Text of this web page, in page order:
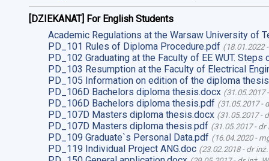
[DZIEKANAT] For English Students
Academic Regulations at the Warsaw University of
PD_101 Rules of Diploma Procedure.pdf (18.01.2022
PD_102 Graduating at the Faculty of EE WUT.
PD_103 Resumption at the Faculty of Electrical
PD_105 Information on edition of the diploma
PD_106D Bachelors diploma thesis.docx (31.05.2017
PD_106D Bachelors diploma thesis.pdf (31.05.2017-
PD_107D Masters diploma thesis.docx (31.05.2017-
PD_107D Masters diploma thesis.pdf (31.05.2017- dr
PD_109 Graduate`s Personal Data.pdf (16.04.2020-
PD_119 Individual Project ANG.doc (23.02.2018- dr